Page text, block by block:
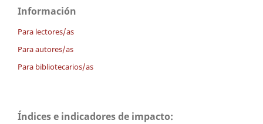
Información
Para lectores/as
Para autores/as
Para bibliotecarios/as
Índices e indicadores de impacto: